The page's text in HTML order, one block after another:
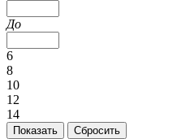
До
6
8
10
12
14